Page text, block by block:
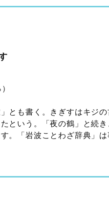
とも書く。きぎすはキジ
という。「夜の鶴」と続
。「岩波ことわざ辞典」は